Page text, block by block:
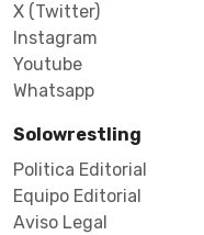
X (Twitter)
Instagram
Youtube
Whatsapp
Solowrestling
Politica Editorial
Equipo Editorial
Aviso Legal